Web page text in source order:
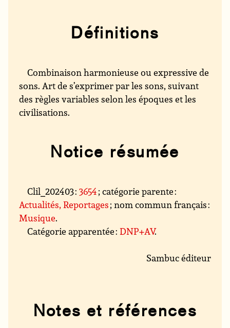
Définitions
Combinaison harmonieuse ou expressive de
sons. Art de s’exprimer par les sons, suivant
des règles variables selon les époques et les
civilisations.
Notice résumée
Clil_202403 :3654; catégorie parente :
Actualités, Reportages; nom commun français :
Musique.
Catégorie apparentée :DNP+AV.
Sambuc éditeur
Notes et références